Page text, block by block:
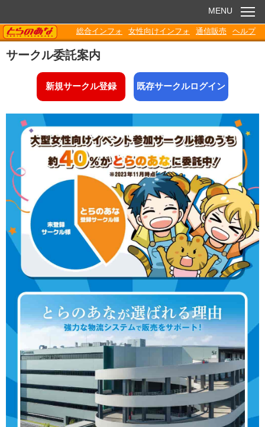
お知らせ
電子書籍
Q&A
各種ダウンロード
MENU
TORANOANA
総合インフォ 女性向けインフォ 通信販売 ヘルプ
サークル委託案内
新規サークル登録 既存サークルログイン